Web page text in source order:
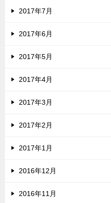
2017年7月
2017年6月
2017年5月
2017年4月
2017年3月
2017年2月
2017年1月
2016年12月
2016年11月